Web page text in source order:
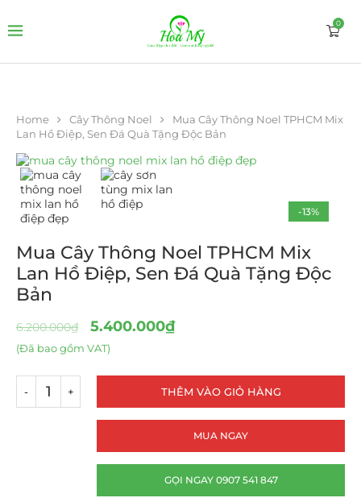
0
Home Cây Thông Noel
Mua Cây Thông Noel TPHCM Mix
Lan Hồ Điệp, Sen Đá Quà Tặng Độc Bản
-13%
Mua Cây Thông Noel TPHCM Mix
Lan Hồ Điệp, Sen Đá Quà Tặng Độc
Bản
6.200.000₫ 5.400.000₫
(Đã bao gồm VAT)
THÊM VÀO GIỎ HÀNG
MUA NGAY
GỌI NGAY 0907 541 847